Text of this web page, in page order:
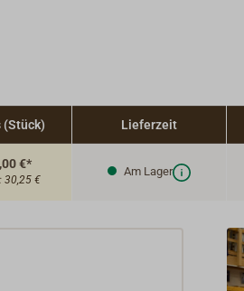
(Stück) Lieferzeit
€*
30,25 €
Am Lager